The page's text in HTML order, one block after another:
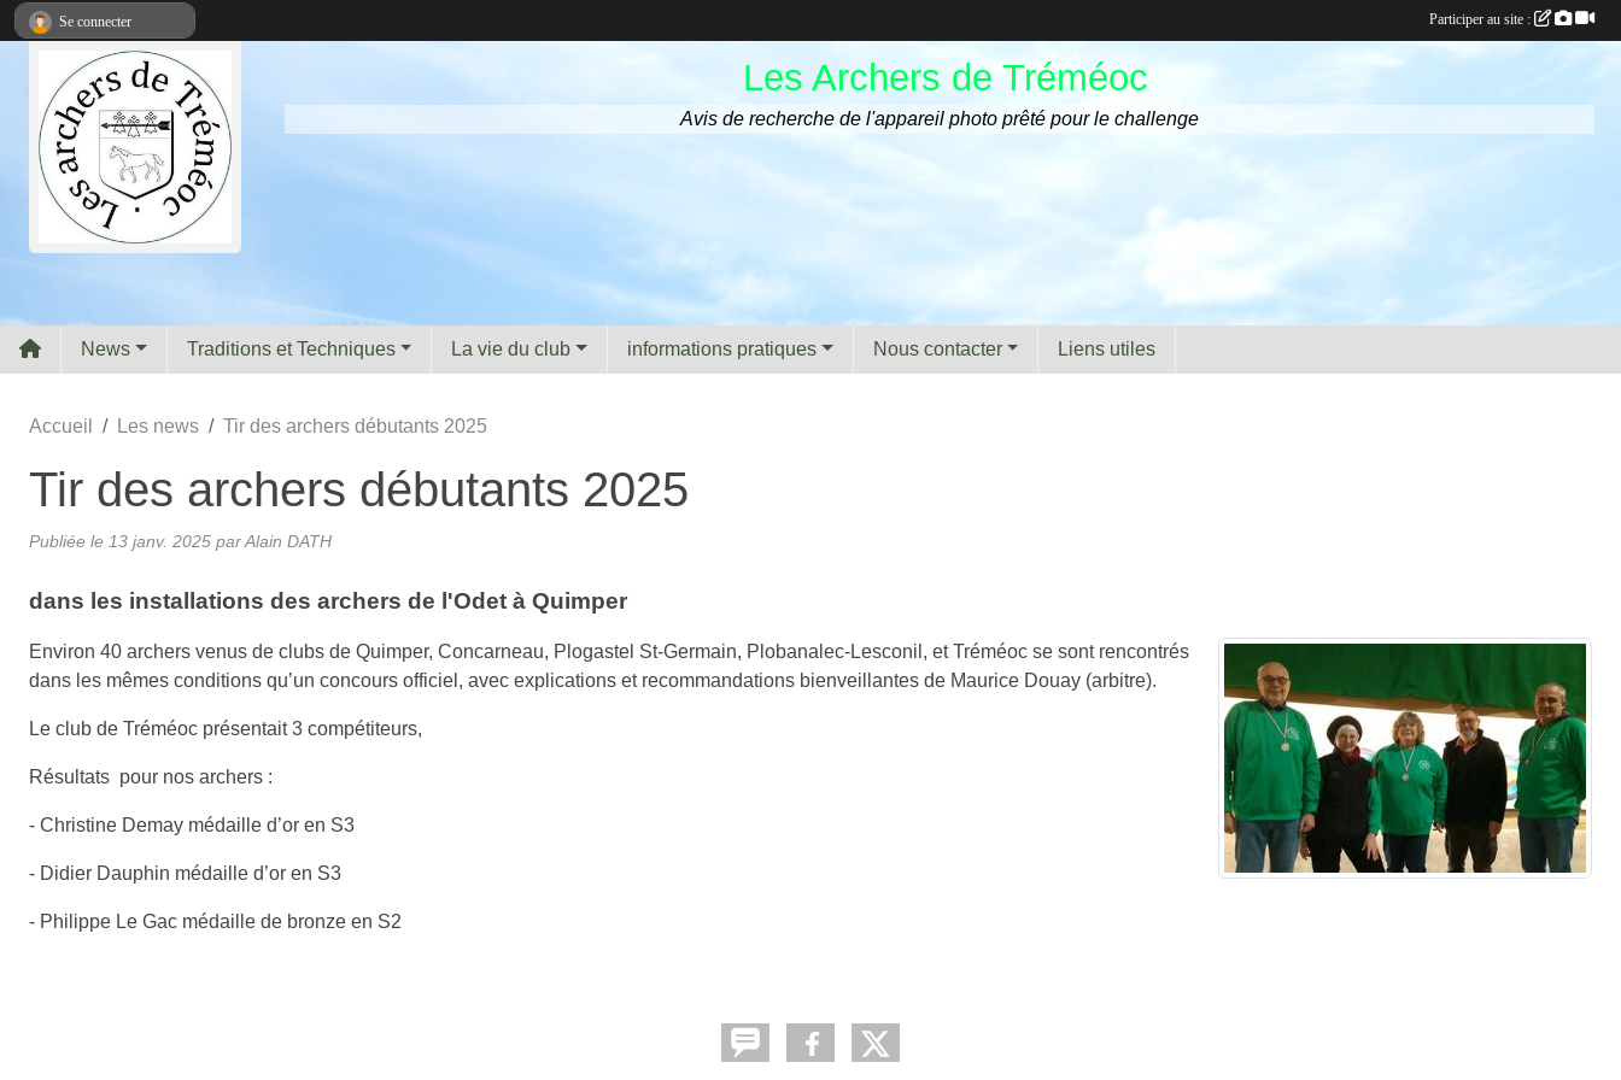
Les Archers de Tréméoc
Avis de recherche de l'appareil photo prêté pour le challenge
News Traditions et Techniques La vie du club informations pratiques Nous contacter Liens utiles
Accueil Les news Tir des archers débutants 2025
Tir des archers débutants 2025
Publiée le 13 janv. 2025 par Alain DATH
dans les installations des archers de l'Odet à Quimper
Environ 40 archers venus de clubs de Quimper, Concarneau, Plogastel St-Germain, Plobanalec-Lesconil, et Tréméoc se sont rencontrés
dans les mêmes conditions qu’un concours officiel, avec explications et recommandations bienveillantes de Maurice Douay (arbitre).
Le club de Tréméoc présentait 3 compétiteurs,
Résultats pour nos archers :
- Christine Demay médaille d’or en S3
- Didier Dauphin médaille d’or en S3
- Philippe Le Gac médaille de bronze en S2
Se connecter Participer au site :
Panneau de gestion des cookies